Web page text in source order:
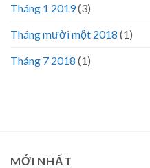
Tháng 1 2019(3)
Tháng mười một 2018 (1)
Tháng 7 2018 (1)
MỚI NHẤT